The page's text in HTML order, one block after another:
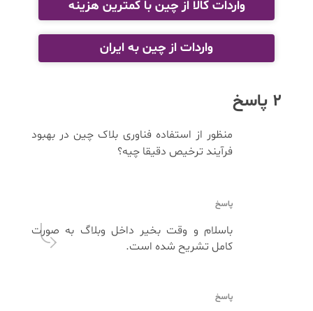
واردات کالا از چین با کمترین هزینه
واردات از چین به ایران
2 پاسخ
منظور از استفاده فناوری بلاک ‌چین در بهبود
فرآیند ترخیص دقیقا چیه؟
پاسخ
باسلام و وقت بخیر داخل وبلاگ به صورت
کامل تشریح شده است.
پاسخ